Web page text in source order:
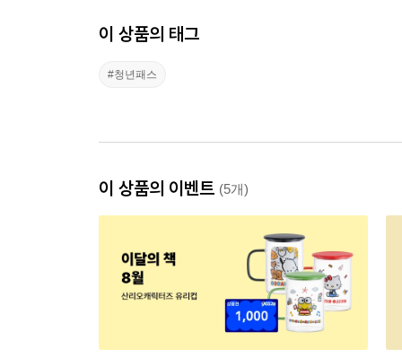
이 상품의 태그
#청년패스
이 상품의 이벤트 (5개)